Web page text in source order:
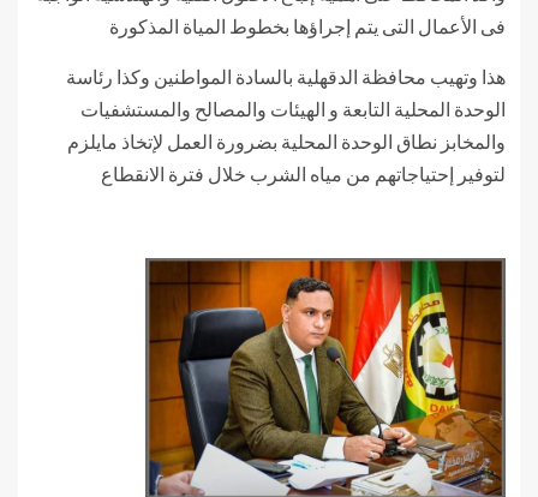
فى الأعمال التى يتم إجراؤها بخطوط المياة المذكورة
هذا وتهيب محافظة الدقهلية بالسادة المواطنين وكذا رئاسة
الوحدة المحلية التابعة و الهيئات والمصالح والمستشفيات
والمخابز نطاق الوحدة المحلية بضرورة العمل لإتخاذ مايلزم
لتوفير إحتياجاتهم من مياه الشرب خلال فترة الانقطاع